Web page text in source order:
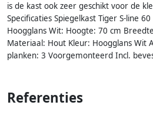
is de kast ook zeer geschikt voor de
Specificaties Spiegelkast Tiger S-line
Hoogglans Wit: Hoogte: 70 cm
Materiaal: Hout Kleur: Hoogglans Wit
planken: 3 Voorgemonteerd Incl.
Referenties